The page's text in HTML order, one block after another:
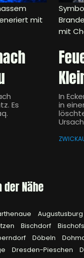
mit
Es
mit
In
in
der Nähe
Augustusburg
Bischdorf
Döbeln
Dresden-Pieschen